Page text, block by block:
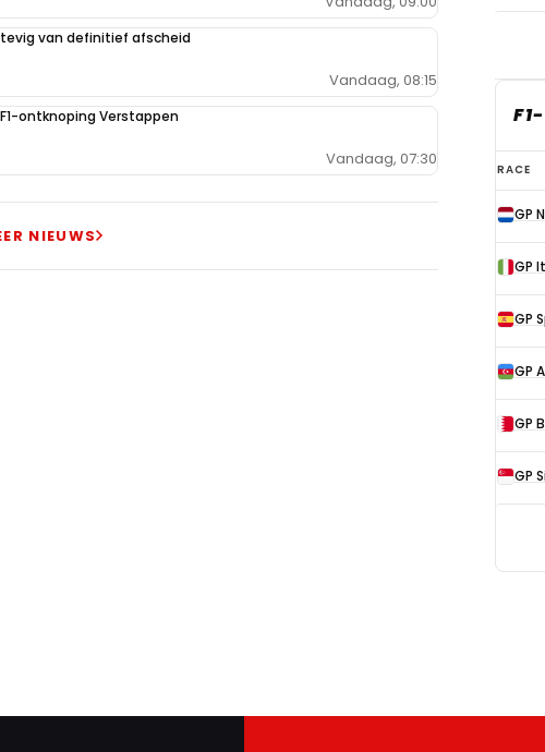
van definitief afscheid
Vandaag, 08:15
ontknoping Verstappen
Vandaag, 07:30
NIEUWS
F1-
2026
RACE
GP
GP
GP
GP
GP
GP